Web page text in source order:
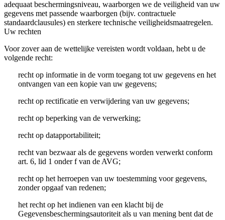
adequaat beschermingsniveau, waarborgen we de veiligheid van uw
gegevens met passende waarborgen (bijv. contractuele
standaardclausules) en sterkere technische veiligheidsmaatregelen.
Uw rechten
Voor zover aan de wettelijke vereisten wordt voldaan, hebt u de
volgende recht:
recht op informatie in de vorm toegang tot uw gegevens en het
ontvangen van een kopie van uw gegevens;
recht op rectificatie en verwijdering van uw gegevens;
recht op beperking van de verwerking;
recht op datapportabiliteit;
recht van bezwaar als de gegevens worden verwerkt conform
art. 6, lid 1 onder f van de AVG;
recht op het herroepen van uw toestemming voor gegevens,
zonder opgaaf van redenen;
het recht op het indienen van een klacht bij de
Gegevensbeschermingsautoriteit als u van mening bent dat de